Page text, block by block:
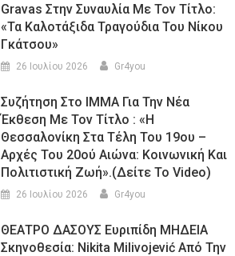
Gravas Στην Συναυλία Με Τον Τίτλο:
«τα Καλοτάξιδα Τραγούδια Του Νίκου
Γκάτσου»
26 Ιουλίου 2026 Gr4you
Συζήτηση Στο ΙΜΜΑ Για Την Νέα
Έκθεση Με Τον Τίτλο : «Η
Θεσσαλονίκη Στα Τέλη Του 19ου –
Αρχές Του 20ού Αιώνα: Κοινωνική Και
Πολιτιστική Ζωή».(Δείτε Το Video)
26 Ιουλίου 2026 Gr4you
ΘΕΑΤΡΟ ΔΑΣΟΥΣ Ευριπίδη ΜΗΔΕΙΑ
Σκηνοθεσία: Nikita Milivojević Από Την